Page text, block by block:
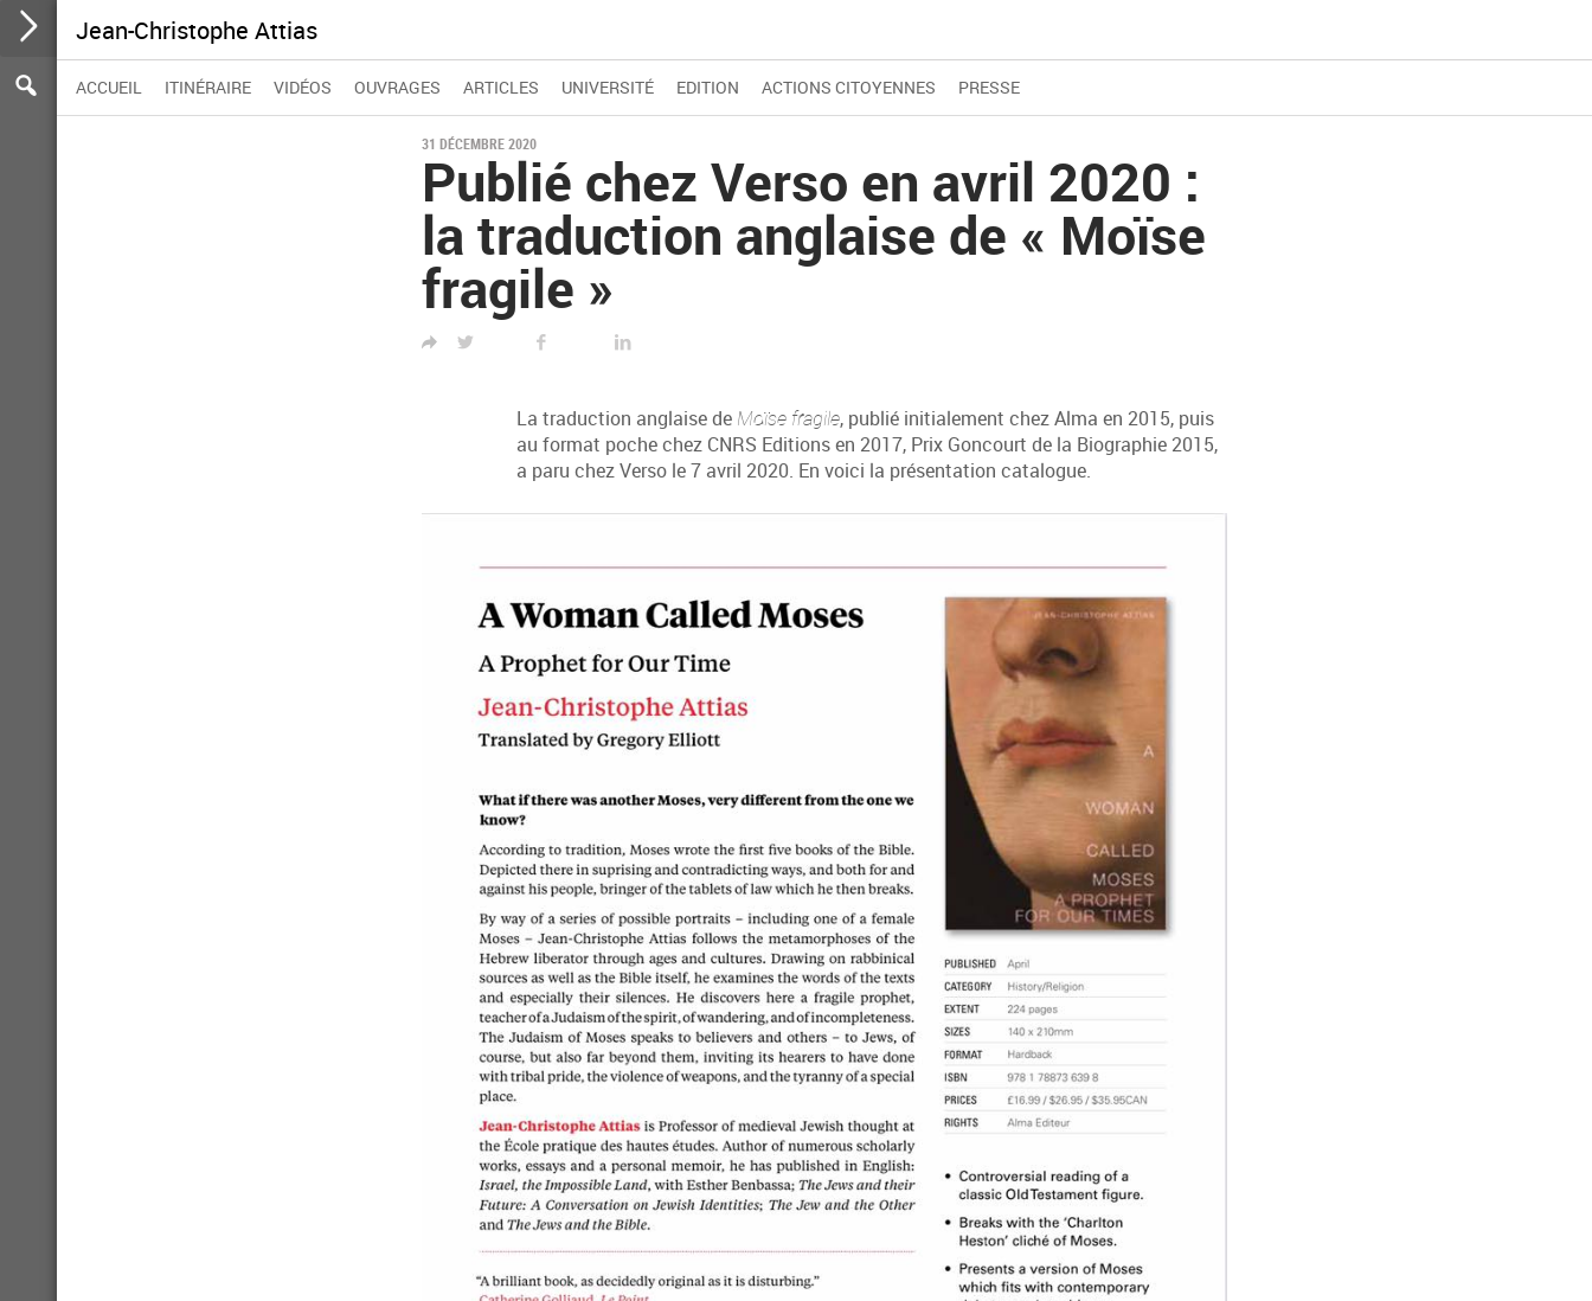
Jean-Christophe Attias
contenu
rendre
à
ACCUEIL ITINÉRAIRE VIDÉOS OUVRAGES ARTICLES UNIVERSITÉ EDITION ACTIONS CITOYENNES PRESSE
31 DÉCEMBRE 2020
Publié chez Verso en avril 2020 :
la traduction anglaise de « Moïse
fragile »
PARTAGER
La traduction anglaise de Moïse fragile, publié initialement chez Alma en 2015, puis
au format poche chez CNRS Editions en 2017, Prix Goncourt de la Biographie 2015,
a paru chez Verso le 7 avril 2020. En voici la présentation catalogue.
Participer
Rechercher : Rechercher